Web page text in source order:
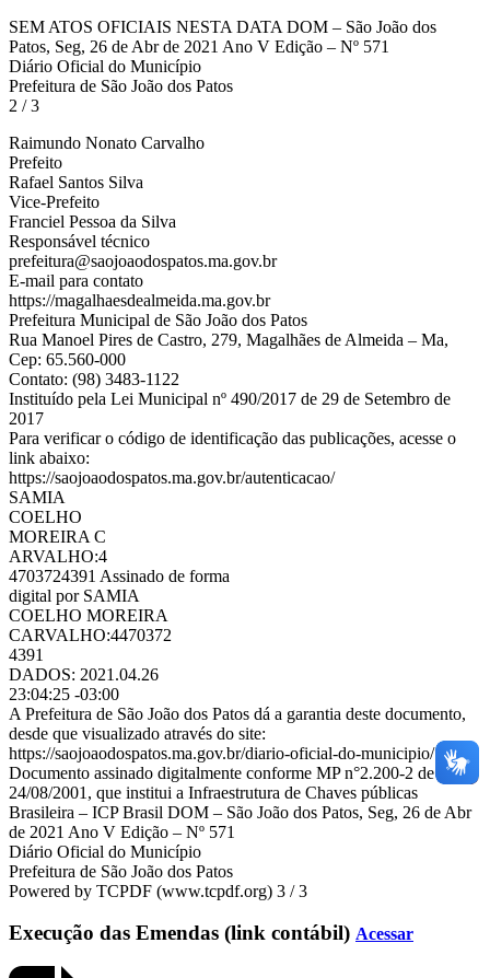
SEM ATOS OFICIAIS NESTA DATA DOM – São João dos
Patos, Seg, 26 de Abr de 2021 Ano V Edição – Nº 571
Diário Oficial do Município
Prefeitura de São João dos Patos
2 / 3
Raimundo Nonato Carvalho
Prefeito
Rafael Santos Silva
Vice-Prefeito
Franciel Pessoa da Silva
Responsável técnico
prefeitura@saojoaodospatos.ma.gov.br
E-mail para contato
https://magalhaesdealmeida.ma.gov.br
Prefeitura Municipal de São João dos Patos
Rua Manoel Pires de Castro, 279, Magalhães de Almeida – Ma,
Cep: 65.560-000
Contato: (98) 3483-1122
Instituído pela Lei Municipal nº 490/2017 de 29 de Setembro de
2017
Para verificar o código de identificação das publicações, acesse o
link abaixo:
https://saojoaodospatos.ma.gov.br/autenticacao/
SAMIA
COELHO
MOREIRA C
ARVALHO:4
4703724391 Assinado de forma
digital por SAMIA
COELHO MOREIRA
CARVALHO:4470372
4391
DADOS: 2021.04.26
23:04:25 -03:00
A Prefeitura de São João dos Patos dá a garantia deste documento,
desde que visualizado através do site:
https://saojoaodospatos.ma.gov.br/diario-oficial-do-municipio/
Documento assinado digitalmente conforme MP n°2.200-2 de
24/08/2001, que institui a Infraestrutura de Chaves públicas
Brasileira – ICP Brasil DOM – São João dos Patos, Seg, 26 de Abr
de 2021 Ano V Edição – Nº 571
Diário Oficial do Município
Prefeitura de São João dos Patos
Powered by TCPDF (www.tcpdf.org) 3 / 3
Execução das Emendas (link contábil) Acessar